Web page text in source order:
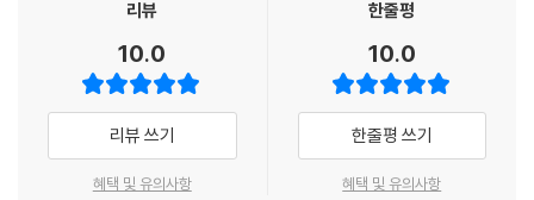
리뷰
10.0
리뷰 쓰기
혜택 및 유의사항
한줄평
10.0
한줄평 쓰기
혜택 및 유의사항